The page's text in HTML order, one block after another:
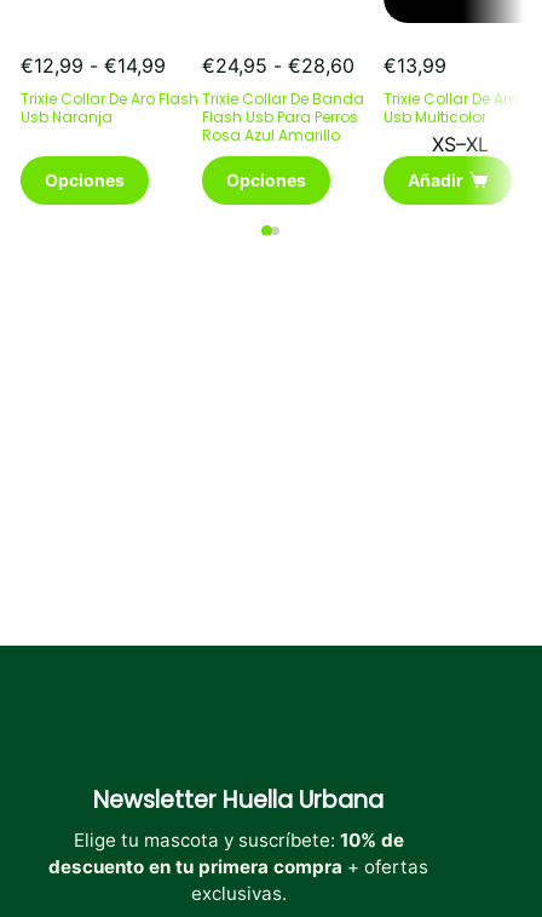
€12,99 - €14,99 Rango
de
precios:
desde
€12,99
hasta
€14,99
Trixie Collar De Aro Flash
Usb Naranja
Opciones
Este
producto
€24,95 - €28,60 Rango
precios:
€24,95
hasta
€28,60
Trixie Collar De Banda
Flash Usb Para Perros
Rosa Azul Amarillo
Opciones
Este
producto
múltiples
€13,99
Trixie Collar De Aro
Usb Multicolor
XS–XL
Añadir
Newsletter Huella Urbana
Elige tu mascota y suscríbete: 10% de
descuento en tu primera compra + ofertas
exclusivas.